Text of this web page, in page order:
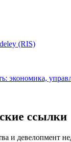
(RIS)
экономика,
ссылки
и девелопмент